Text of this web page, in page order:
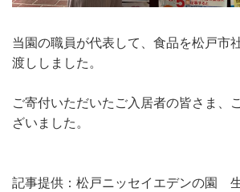
当園の職員が代表して、食品を松戸市
渡ししました。
ご寄付いただいたご入居者の皆さま、
ざいました。
記事提供：松戸ニッセイエデンの園